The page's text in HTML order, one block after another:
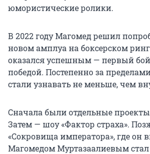
юмористические ролики.
В 2022 году Магомед решил
новом амплуа на боксерском
оказался успешным — первый
победой. Постепенно за
стали узнавать не меньше, чем
Сначала были отдельные
Затем — шоу «Фактор страха».
«Сокровища императора», где он
Магомедом Муртазаалиевым